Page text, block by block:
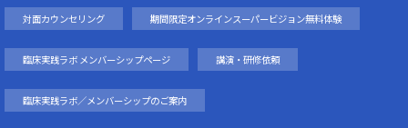
対面カウンセリング 期間限定オンラインスーパービジョン無料体験
臨床実践ラボ メンバーシップページ 講演・研修依頼
臨床実践ラボ／メンバーシップのご案内